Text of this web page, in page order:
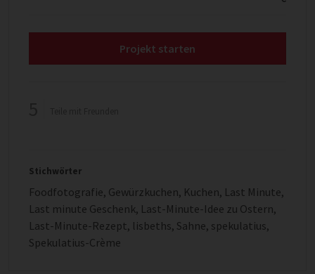
Projekt starten
Stichwörter
Foodfotografie, Gewürzkuchen, Kuchen, Last Minute,
Last minute Geschenk, Last-Minute-Idee zu Ostern,
Last-Minute-Rezept, lisbeths, Sahne, spekulatius,
Spekulatius-Crème